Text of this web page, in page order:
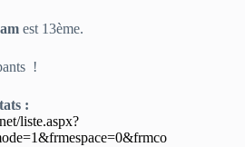
est 13ème.
!
:
liste.aspx?